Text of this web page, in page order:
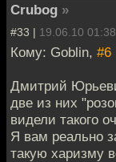
Crubog »
#33 | 19.06.10 01:38
Кому: Goblin, #6
Дмитрий
две из них
видели такого
Я вам реально
такую харизму